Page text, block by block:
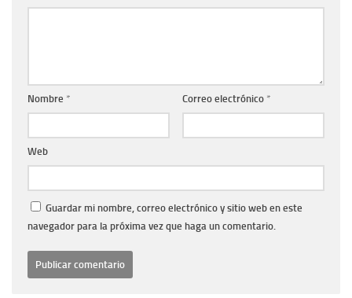
Nombre * Correo electrónico *
Web
Guardar mi nombre, correo electrónico y sitio web en este
navegador para la próxima vez que haga un comentario.